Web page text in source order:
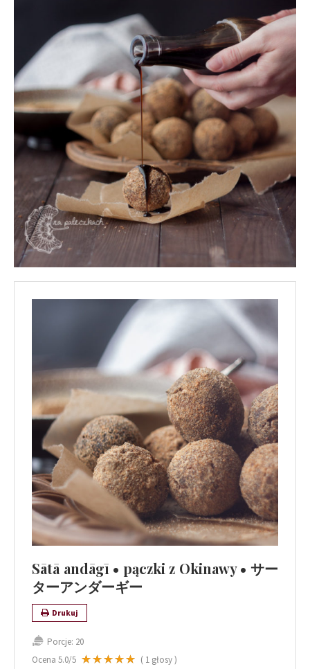
Sātā andāgī • pączki z Okinawy • サー
ターアンダーギー
Drukuj
Porcje: 20
Ocena 5.0/5 ( 1 głosy )